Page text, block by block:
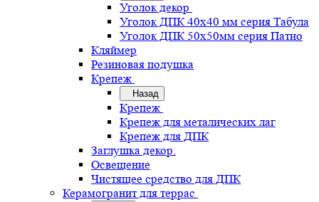
Уголок декор
Уголок ДПК 40х40 мм серия Табула
Уголок ДПК 50х50мм серия Патио
Кляймер
Резиновая подушка
Крепеж
Назад
Крепеж
Крепеж для металических лаг
Крепеж для ДПК
Заглушка декор.
Освещение
Чистящее средство для ДПК
Керамогранит для террас